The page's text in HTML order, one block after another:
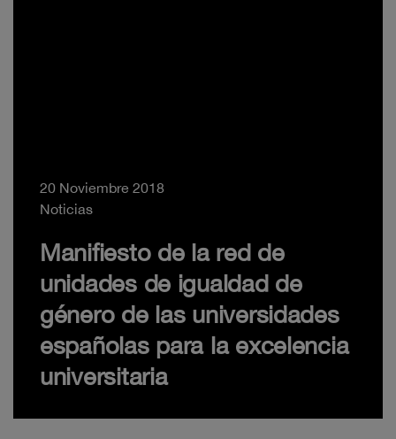
20 Noviembre 2018
Noticias
Manifiesto de la red de
unidades de igualdad de
género de las universidades
españolas para la excelencia
universitaria